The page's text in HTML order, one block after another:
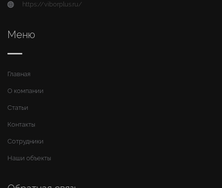
https://viborplus.ru/
Меню
Главная
О компании
Статьи
Контакты
Сотрудники
Наши объекты